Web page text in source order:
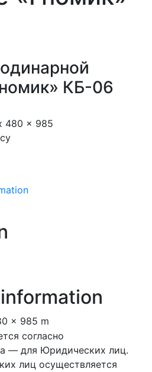
КБ-06
480 x 985
× 985 m
согласно
— для Юридических лиц.
лиц осуществляется